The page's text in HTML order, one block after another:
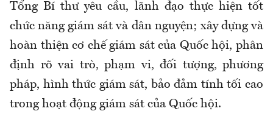
Tổng Bí thư yêu cầu, lãnh đạo thực hiện tốt
chức năng giám sát và dân nguyện; xây dựng và
hoàn thiện cơ chế giám sát của Quốc hội, phân
định rõ vai trò, phạm vi, đối tượng, phương
pháp, hình thức giám sát, bảo đảm tính tối cao
trong hoạt động giám sát của Quốc hội.